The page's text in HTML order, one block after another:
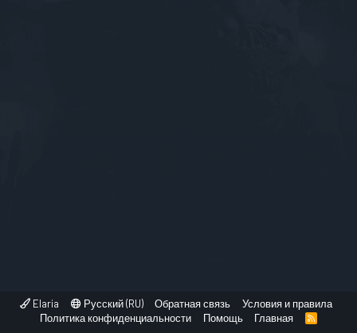
Elaria Русский (RU) Обратная связь
Условия и правила
Политика конфиденциальности
Помощь Главная
R